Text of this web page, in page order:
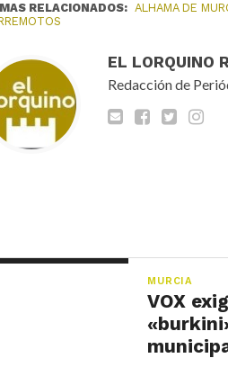
RELACIONADOS: ALHAMA DE
EL LORQUINO
Redacción de
MURCIA
VOX